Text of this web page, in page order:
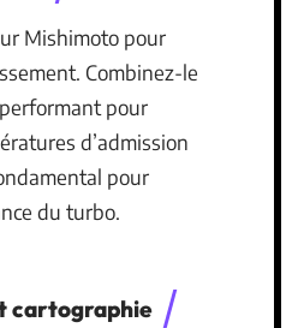
Mishimoto pour
Combinez-le
pour
d’admission
pour
du turbo.
cartographie